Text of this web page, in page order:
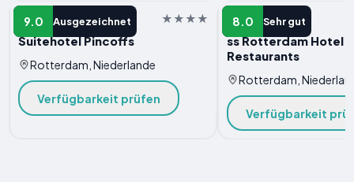
9.0 Ausgezeichnet
HOTELS
Suitehotel Pincoffs
Rotterdam, Niederlande
Verfügbarkeit prüfen
8.0 Sehr gut
HOTELS
ss Rotterdam Hotel
Restaurants
Rotterdam,
Verfügbarkeit